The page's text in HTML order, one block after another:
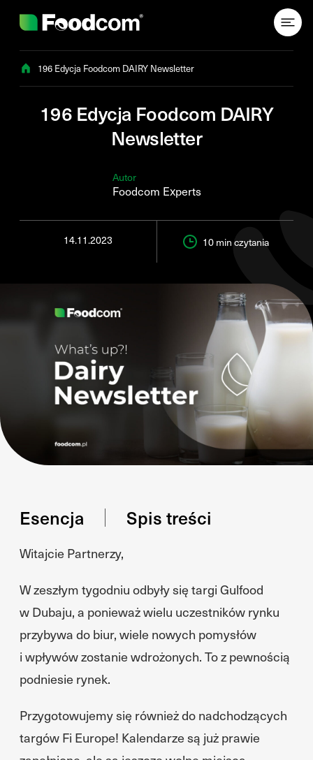
196 Edycja Foodcom DAIRY Newsletter
196 Edycja Foodcom DAIRY
Newsletter
Autor
Foodcom Experts
14.11.2023 10 min czytania
Esencja Spis treści
Witajcie Partnerzy,
W zeszłym tygodniu odbyły się targi Gulfood
w Dubaju, a ponieważ wielu uczestników rynku
przybywa do biur, wiele nowych pomysłów
i wpływów zostanie wdrożonych. To z pewnością
podniesie rynek.
Przygotowujemy się również do nadchodzących
targów Fi Europe! Kalendarze są już prawie